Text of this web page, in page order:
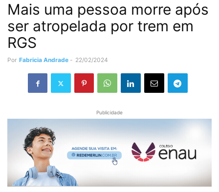
Mais uma pessoa morre após
ser atropelada por trem em
RGS
Por Fabricia Andrade - 22/02/2024
Publicidade